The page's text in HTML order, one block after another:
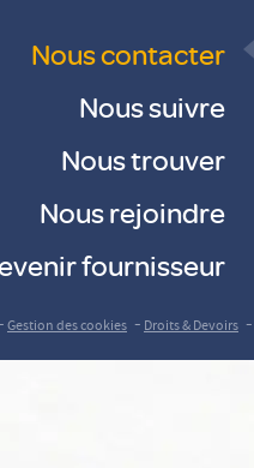
Nous contacter
Nous suivre
Nous trouver
Nous rejoindre
fournisseur
Gestion des cookies -Droits & Devoirs -